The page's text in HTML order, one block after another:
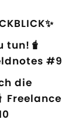
tun!🧋
#9
die
Freelance